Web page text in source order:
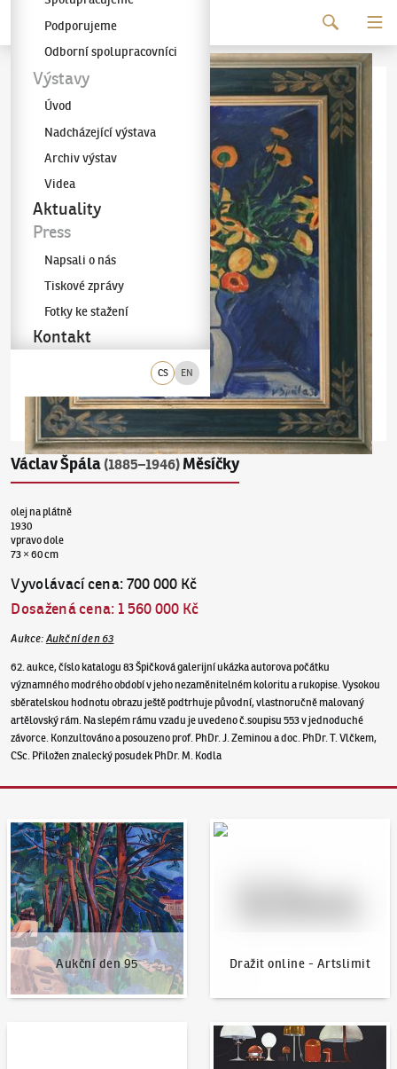
Galerie KODL
CS EN
Podporujeme
Odborní spolupracovníci
Výstavy
Úvod
Nadcházející výstava
Archiv výstav
Videa
Aktuality
Press
Napsali o nás
Tiskové zprávy
Fotky ke stažení
Kontakt
Václav Špála (1885–1946) Měsíčky
olej na plátně
1930
vpravo dole
73 × 60 cm
Vyvolávací cena:700 000 Kč
Dosažená cena: 1 560 000 Kč
Aukce: Aukční den 63
62. aukce, číslo katalogu 83 Špičková galerijní ukázka autorova počátku
významného modrého období v jeho nezaměnitelném koloritu a rukopise. Vysokou
sběratelskou hodnotu obrazu ještě podtrhuje původní, vlastnoručně malovaný
artělovský rám. Na slepém rámu vzadu je uvedeno č.soupisu 553 v jednoduché
závorce. Konzultováno a posouzeno prof. PhDr. J. Zeminou a doc. PhDr. T. Vlčkem,
CSc. Přiložen znalecký posudek PhDr. M. Kodla
Aukční den 95
Aukční den 95
Dražit online - Artslimit
Dražit online - Artslimit
Aktuality